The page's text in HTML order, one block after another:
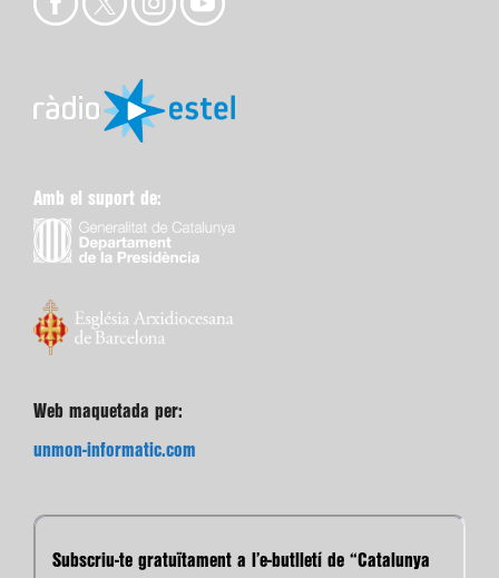
Amb el suport de:
Web maquetada per:
unmon-informatic.com
Subscriu-te gratuïtament a l’e-butlletí de “Catalunya